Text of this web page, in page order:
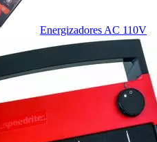
Energizadores AC 110V